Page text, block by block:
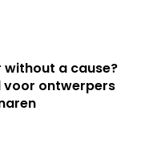
without a cause?
voor ontwerpers